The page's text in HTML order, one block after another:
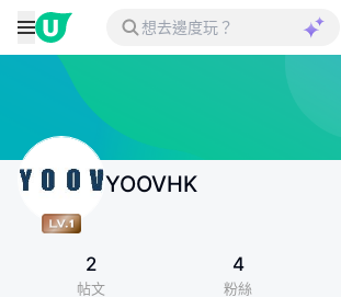
YOOVHK
2
帖文
4
粉絲